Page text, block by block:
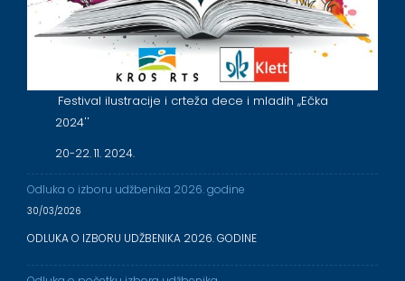
Festival ilustracije i crteža dece i mladih ,,Ečka
2024''
20-22. 11. 2024.
Odluka o izboru udžbenika 2026. godine
30/03/2026
ODLUKA O IZBORU UDŽBENIKA 2026. GODINE